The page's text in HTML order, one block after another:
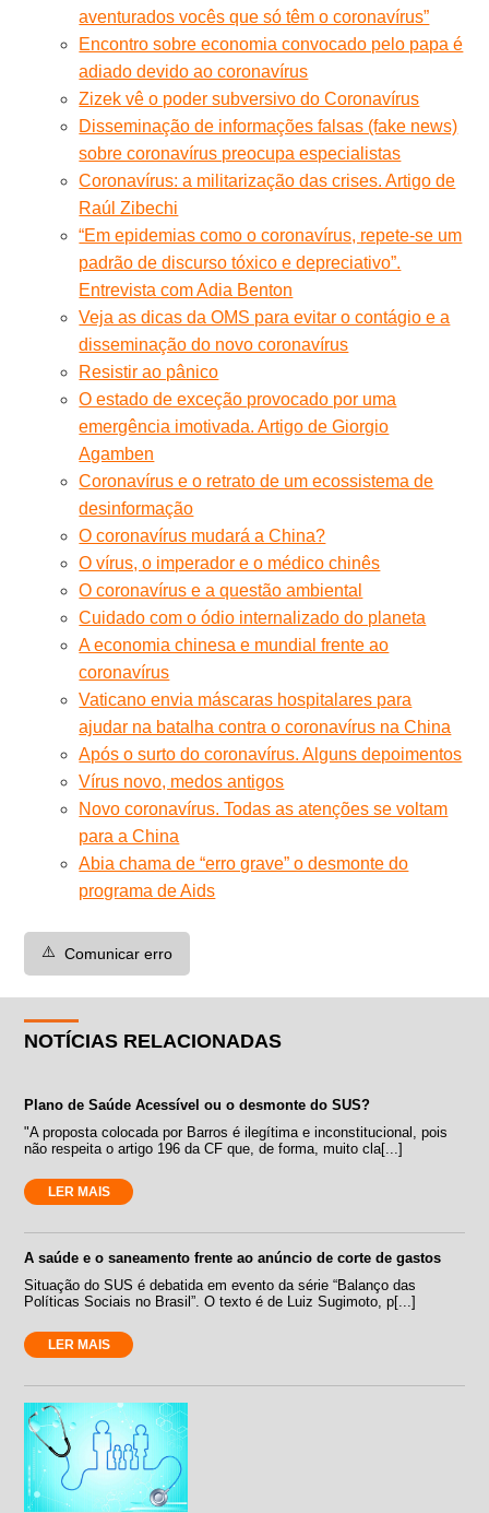
aventurados vocês que só têm o coronavírus”
Encontro sobre economia convocado pelo papa é
adiado devido ao coronavírus
Zizek vê o poder subversivo do Coronavírus
Disseminação de informações falsas (fake news)
sobre coronavírus preocupa especialistas
Coronavírus: a militarização das crises. Artigo de
Raúl Zibechi
“Em epidemias como o coronavírus, repete-se um
padrão de discurso tóxico e depreciativo”.
Entrevista com Adia Benton
Veja as dicas da OMS para evitar o contágio e a
disseminação do novo coronavírus
Resistir ao pânico
O estado de exceção provocado por uma
emergência imotivada. Artigo de Giorgio
Agamben
Coronavírus e o retrato de um ecossistema de
desinformação
O coronavírus mudará a China?
O vírus, o imperador e o médico chinês
O coronavírus e a questão ambiental
Cuidado com o ódio internalizado do planeta
A economia chinesa e mundial frente ao
coronavírus
Vaticano envia máscaras hospitalares para
ajudar na batalha contra o coronavírus na China
Após o surto do coronavírus. Alguns depoimentos
Vírus novo, medos antigos
Novo coronavírus. Todas as atenções se voltam
para a China
Abia chama de “erro grave” o desmonte do
programa de Aids
⚠️ Comunicar erro
NOTÍCIAS RELACIONADAS
Plano de Saúde Acessível ou o desmonte do SUS?
"A proposta colocada por Barros é ilegítima e inconstitucional, pois
não respeita o artigo 196 da CF que, de forma, muito cla[...]
LER MAIS
A saúde e o saneamento frente ao anúncio de corte de gastos
Situação do SUS é debatida em evento da série “Balanço das
Políticas Sociais no Brasil”. O texto é de Luiz Sugimoto, p[...]
LER MAIS